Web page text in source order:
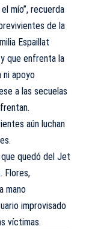
mío”, recuerda
de la
Espaillat
que enfrenta la
ni apoyo
a las secuelas
aún luchan
quedó del Jet
Flores,
mano
improvisado
víctimas.